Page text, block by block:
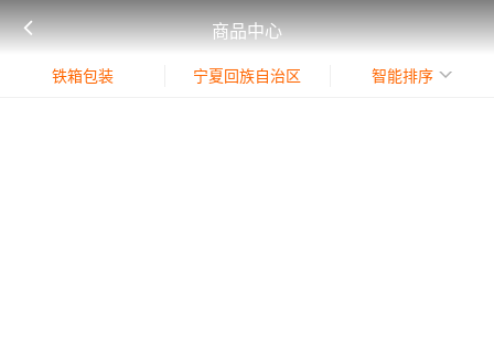
商品中心
铁箱包装 宁夏回族自治区 智能排序